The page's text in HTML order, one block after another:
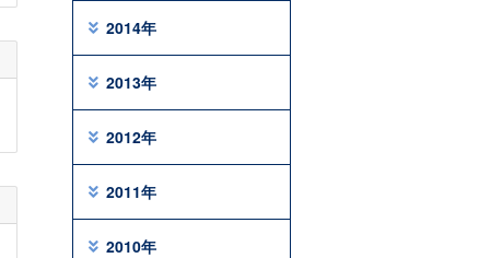
2014年
2013年
2012年
2011年
2010年